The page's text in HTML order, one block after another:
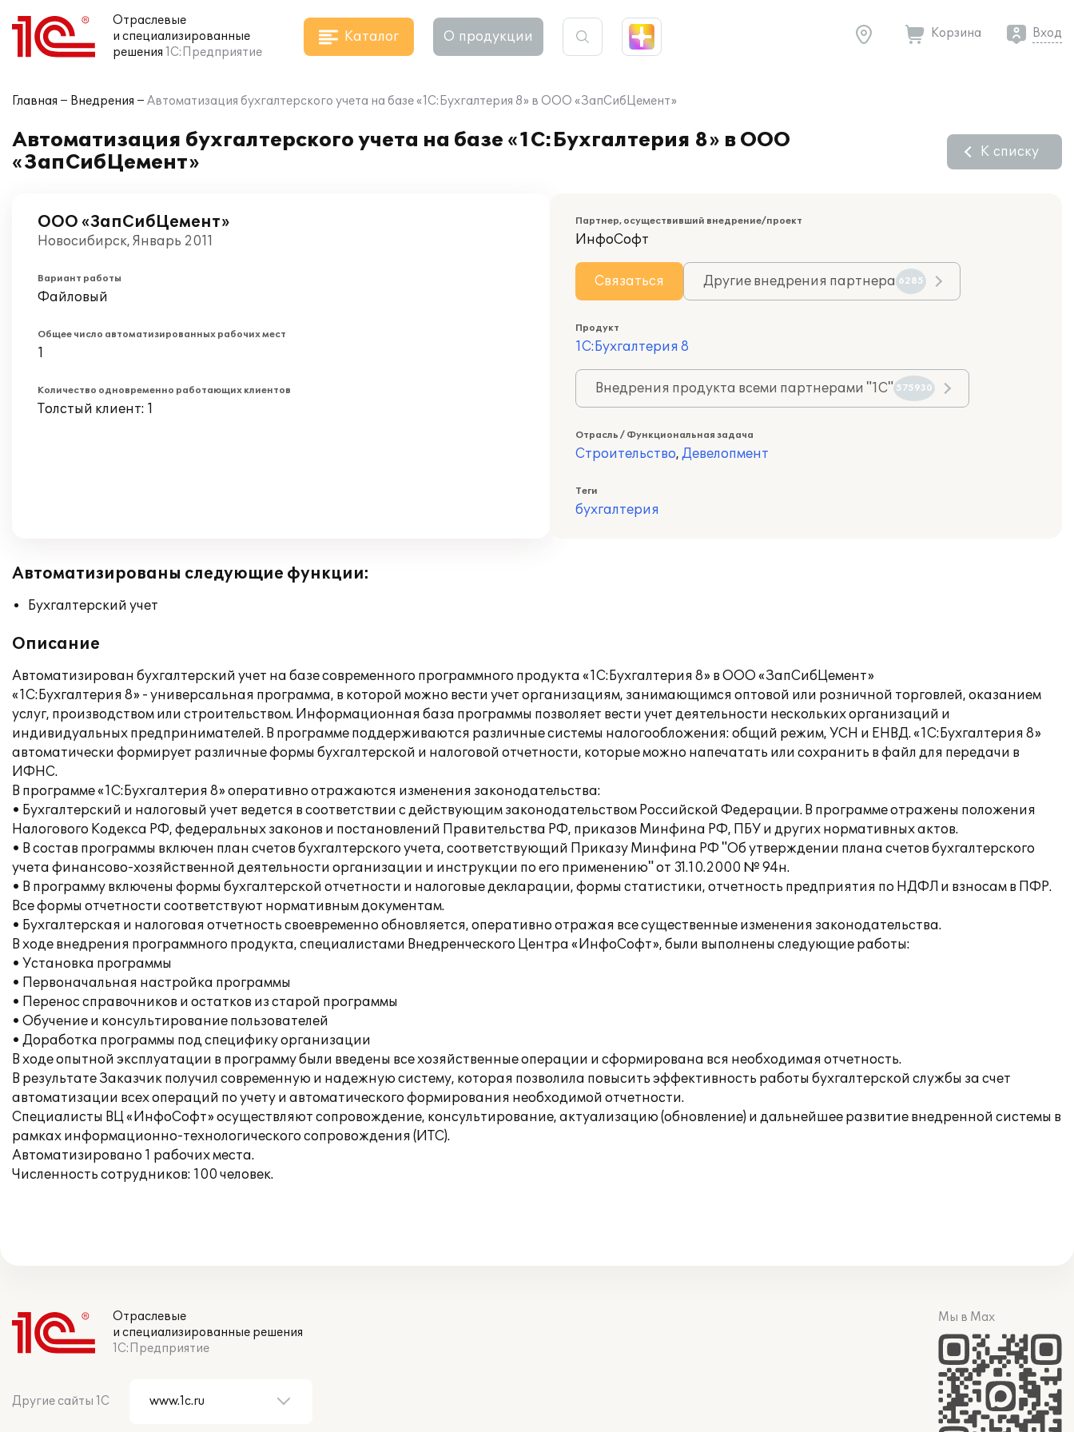
Отраслевые
и специализированные
решения 1С:Предприятие
Каталог О продукции Корзина Вход
Главная Внедрения Автоматизация бухгалтерского учета на базе «1С:Бухгалтерия 8» в ООО «ЗапСибЦемент»
Автоматизация бухгалтерского учета на базе «1С:Бухгалтерия 8» в ООО
«ЗапСибЦемент»
К списку
ООО «ЗапСибЦемент»
Новосибирск, Январь 2011
Вариант работы
Файловый
Общее число автоматизированных рабочих мест
1
Количество одновременно работающих клиентов
Толстый клиент: 1
Партнер, осуществивший внедрение/проект
ИнфоСофт
Связаться Другие внедрения партнера 6285
Продукт
1С:Бухгалтерия 8
Внедрения продукта всеми партнерами "1С" 575930
Отрасль / Функциональная задача
Строительство, Девелопмент
Теги
бухгалтерия
Автоматизированы следующие функции:
Бухгалтерский учет
Описание
Автоматизирован бухгалтерский учет на базе современного программного продукта «1С:Бухгалтерия 8» в ООО «ЗапСибЦемент»
«1С:Бухгалтерия 8» - универсальная программа, в которой можно вести учет организациям, занимающимся оптовой или розничной торговлей, оказанием
услуг, производством или строительством. Информационная база программы позволяет вести учет деятельности нескольких организаций и
индивидуальных предпринимателей. В программе поддерживаются различные системы налогообложения: общий режим, УСН и ЕНВД. «1С:Бухгалтерия 8»
автоматически формирует различные формы бухгалтерской и налоговой отчетности, которые можно напечатать или сохранить в файл для передачи в
ИФНС.
В программе «1С:Бухгалтерия 8» оперативно отражаются изменения законодательства:
• Бухгалтерский и налоговый учет ведется в соответствии с действующим законодательством Российской Федерации. В программе отражены положения
Налогового Кодекса РФ, федеральных законов и постановлений Правительства РФ, приказов Минфина РФ, ПБУ и других нормативных актов.
• В состав программы включен план счетов бухгалтерского учета, соответствующий Приказу Минфина РФ "Об утверждении плана счетов бухгалтерского
учета финансово-хозяйственной деятельности организации и инструкции по его применению" от 31.10.2000 № 94н.
• В программу включены формы бухгалтерской отчетности и налоговые декларации, формы статистики, отчетность предприятия по НДФЛ и взносам в ПФР.
Все формы отчетности соответствуют нормативным документам.
• Бухгалтерская и налоговая отчетность своевременно обновляется, оперативно отражая все существенные изменения законодательства.
В ходе внедрения программного продукта, специалистами Внедренческого Центра «ИнфоСофт», были выполнены следующие работы:
• Установка программы
• Первоначальная настройка программы
• Перенос справочников и остатков из старой программы
• Обучение и консультирование пользователей
• Доработка программы под специфику организации
В ходе опытной эксплуатации в программу были введены все хозяйственные операции и сформирована вся необходимая отчетность.
В результате Заказчик получил современную и надежную систему, которая позволила повысить эффективность работы бухгалтерской службы за счет
автоматизации всех операций по учету и автоматического формирования необходимой отчетности.
Специалисты ВЦ «ИнфоСофт» осуществляют сопровождение, консультирование, актуализацию (обновление) и дальнейшее развитие внедренной системы в
рамках информационно-технологического сопровождения (ИТС).
Автоматизировано 1 рабочих места.
Численность сотрудников: 100 человек.
Отраслевые
и специализированные решения
1С:Предприятие
Другие сайты 1С
Мы в Max